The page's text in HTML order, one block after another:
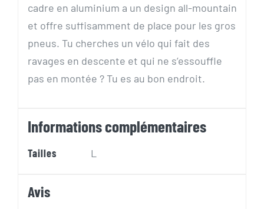
cadre en aluminium a un design all-mountain
et offre suffisamment de place pour les gros
pneus. Tu cherches un vélo qui fait des
ravages en descente et qui ne s’essouffle
pas en montée ? Tu es au bon endroit.
Informations complémentaires
Tailles L
Avis